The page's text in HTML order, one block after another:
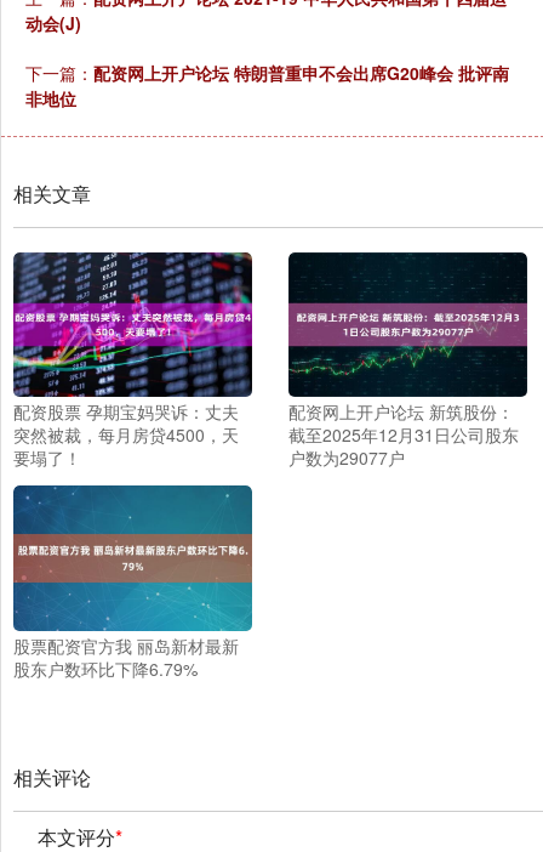
动会(J)
下一篇： 配资网上开户论坛 特朗普重申不会出席G20峰会 批评南
非地位
相关文章
配资股票 孕期宝妈哭诉：丈夫
突然被裁，每月房贷4500，天
要塌了！
配资网上开户论坛 新筑股份：
截至2025年12月31日公司股东
户数为29077户
股票配资官方我 丽岛新材最新
股东户数环比下降6.79%
相关评论
本文评分*